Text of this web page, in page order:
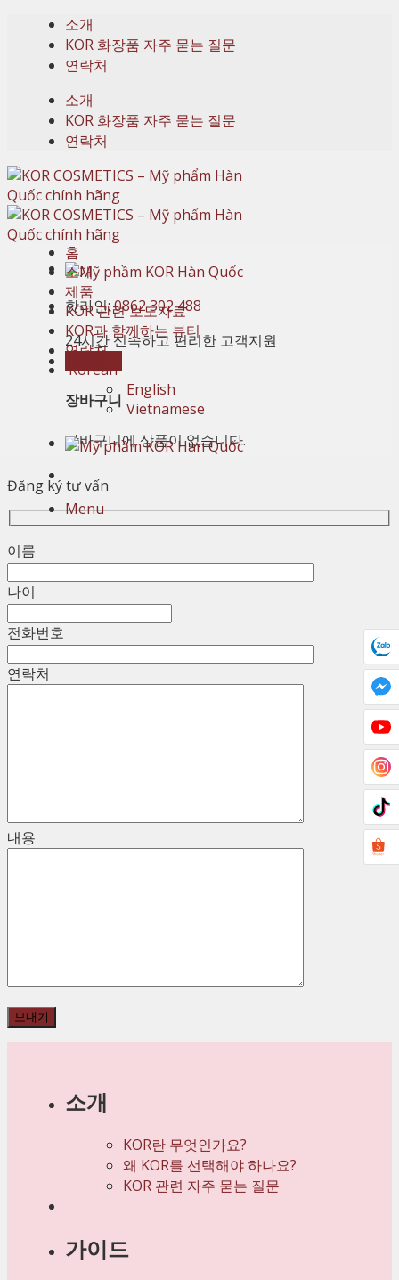
content
소개
KOR 화장품 자주 묻는 질문
연락처
소개
KOR 화장품 자주 묻는 질문
연락처
핫라인:0862 302 488
24시간 신속하고 편리한 고객지원
장바구니
장바구니에 상품이 없습니다.
Menu
홈
소개
제품
KOR 관련 보도자료
KOR과 함께하는 뷰티
연락처
Korean
English
Vietnamese
Đăng ký tư vấn
이름
나이
전화번호
연락처
내용
소개
KOR란 무엇인가요?
왜 KOR를 선택해야 하나요?
KOR 관련 자주 묻는 질문
가이드